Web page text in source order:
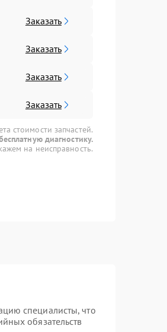
Заказать
Заказать
Заказать
Заказать
стоимости запчастей.
диагностику.
на неисправность.
специалисты, что
обязательств